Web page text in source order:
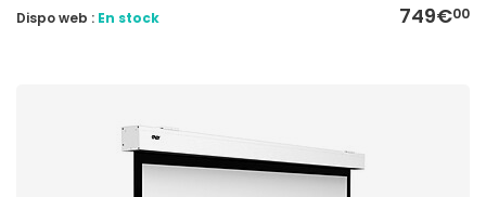
749€00
Dispo web : En stock